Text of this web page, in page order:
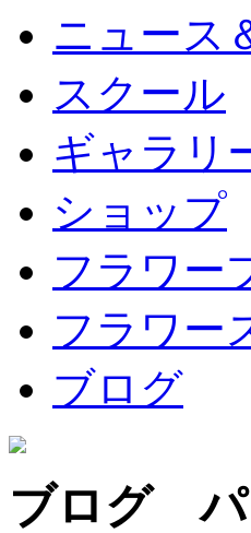
ニュース
スクール
ギャラリ
ショップ
フラワー
フラワー
ブログ
ブログ パ